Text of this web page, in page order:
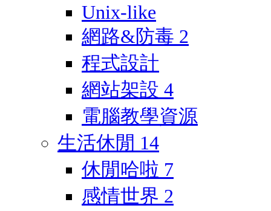
Unix-like
網路&防毒 2
程式設計
網站架設 4
電腦教學資源
生活休閒 14
休閒哈啦 7
感情世界 2